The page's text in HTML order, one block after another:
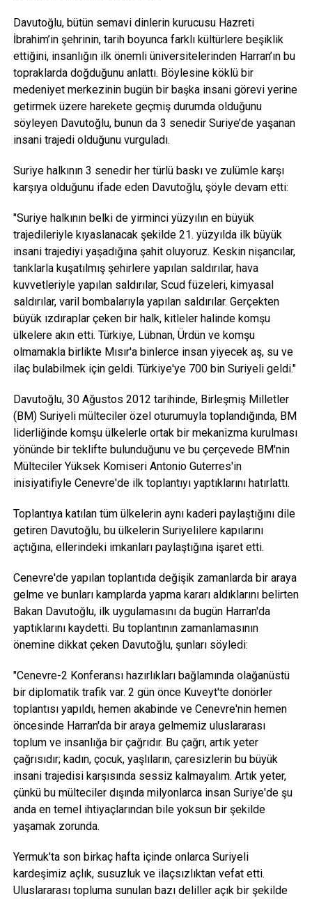
Davutoğlu, bütün semavi dinlerin kurucusu Hazreti
İbrahim’in şehrinin, tarih boyunca farklı kültürlere beşiklik
ettiğini, insanlığın ilk önemli üniversitelerinden Harran’ın bu
topraklarda doğduğunu anlattı. Böylesine köklü bir
medeniyet merkezinin bugün bir başka insani görevi yerine
getirmek üzere harekete geçmiş durumda olduğunu
söyleyen Davutoğlu, bunun da 3 senedir Suriye’de yaşanan
insani trajedi olduğunu vurguladı.
Suriye halkının 3 senedir her türlü baskı ve zulümle karşı
karşıya olduğunu ifade eden Davutoğlu, şöyle devam etti:
"Suriye halkının belki de yirminci yüzyılın en büyük
trajedileriyle kıyaslanacak şekilde 21. yüzyılda ilk büyük
insani trajediyi yaşadığına şahit oluyoruz. Keskin nişancılar,
tanklarla kuşatılmış şehirlere yapılan saldırılar, hava
kuvvetleriyle yapılan saldırılar, Scud füzeleri, kimyasal
saldırılar, varil bombalarıyla yapılan saldırılar. Gerçekten
büyük ızdıraplar çeken bir halk, kitleler halinde komşu
ülkelere akın etti. Türkiye, Lübnan, Ürdün ve komşu
olmamakla birlikte Mısır'a binlerce insan yiyecek aş, su ve
ilaç bulabilmek için geldi. Türkiye'ye 700 bin Suriyeli geldi."
Davutoğlu, 30 Ağustos 2012 tarihinde, Birleşmiş Milletler
(BM) Suriyeli mülteciler özel oturumuyla toplandığında, BM
liderliğinde komşu ülkelerle ortak bir mekanizma kurulması
yönünde bir teklifte bulunduğunu ve bu çerçevede BM'nin
Mülteciler Yüksek Komiseri Antonio Guterres'in
inisiyatifiyle Cenevre'de ilk toplantıyı yaptıklarını hatırlattı.
Toplantıya katılan tüm ülkelerin aynı kaderi paylaştığını dile
getiren Davutoğlu, bu ülkelerin Suriyelilere kapılarını
açtığına, ellerindeki imkanları paylaştığına işaret etti.
Cenevre'de yapılan toplantıda değişik zamanlarda bir araya
gelme ve bunları kamplarda yapma kararı aldıklarını belirten
Bakan Davutoğlu, ilk uygulamasını da bugün Harran'da
yaptıklarını kaydetti. Bu toplantının zamanlamasının
önemine dikkat çeken Davutoğlu, şunları söyledi:
"Cenevre-2 Konferansı hazırlıkları bağlamında olağanüstü
bir diplomatik trafik var. 2 gün önce Kuveyt'te donörler
toplantısı yapıldı, hemen akabinde ve Cenevre'nin hemen
öncesinde Harran'da bir araya gelmemiz uluslararası
toplum ve insanlığa bir çağrıdır. Bu çağrı, artık yeter
çağrısıdır; kadın, çocuk, yaşlıların, çaresizlerin bu büyük
insani trajedisi karşısında sessiz kalmayalım. Artık yeter,
çünkü bu mülteciler dışında milyonlarca insan Suriye'de şu
anda en temel ihtiyaçlarından bile yoksun bir şekilde
yaşamak zorunda.
Yermuk'ta son birkaç hafta içinde onlarca Suriyeli
kardeşimiz açlık, susuzluk ve ilaçsızlıktan vefat etti.
Uluslararası topluma sunulan bazı deliller açık bir şekilde